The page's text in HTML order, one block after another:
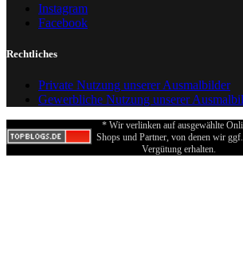
Instagram
Facebook
Rechtliches
Private Nutzung unserer Ausmalbilder
Gewerbliche Nutzung unserer
* Wir verlinken auf ausgewählte
Shops und Partner, von denen wir
Vergütung erhalten.